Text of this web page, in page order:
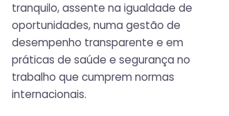
tranquilo, assente na igualdade de
oportunidades, numa gestão de
desempenho transparente e em
práticas de saúde e segurança no
trabalho que cumprem normas
internacionais.